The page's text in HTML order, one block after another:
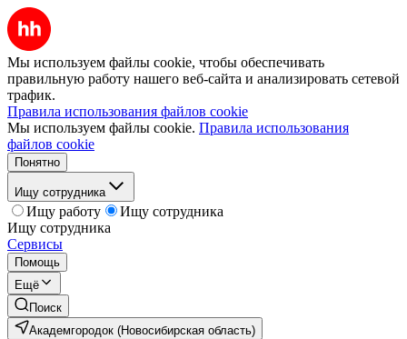
Мы используем файлы cookie, чтобы обеспечивать
правильную работу нашего веб-сайта и анализировать сетевой
трафик.
Правила использования файлов cookie
Мы используем файлы cookie. Правила использования
файлов cookie
Понятно
Ищу сотрудника
Ищу работу
Ищу сотрудника
Ищу сотрудника
Сервисы
Помощь
Ещё
Поиск
Академгородок (Новосибирская область)